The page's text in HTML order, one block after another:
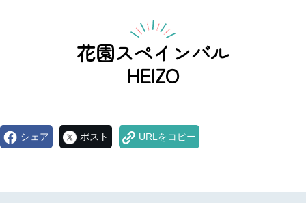
花園スペインバル
HEIZO
シェア ポスト URLをコピー